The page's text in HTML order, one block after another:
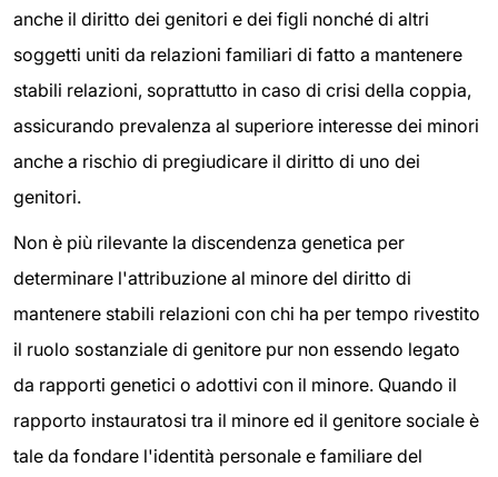
anche il diritto dei genitori e dei figli nonché di altri
soggetti uniti da relazioni familiari di fatto a mantenere
stabili relazioni, soprattutto in caso di crisi della coppia,
assicurando prevalenza al superiore interesse dei minori
anche a rischio di pregiudicare il diritto di uno dei
genitori.
Non è più rilevante la discendenza genetica per
determinare l'attribuzione al minore del diritto di
mantenere stabili relazioni con chi ha per tempo rivestito
il ruolo sostanziale di genitore pur non essendo legato
da rapporti genetici o adottivi con il minore. Quando il
rapporto instauratosi tra il minore ed il genitore sociale è
tale da fondare l'identità personale e familiare del